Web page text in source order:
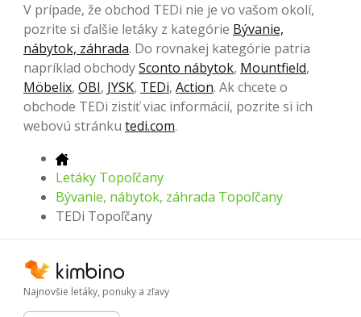
V prípade, že obchod TEDi nie je vo vašom okolí,
pozrite si ďalšie letáky z kategórie Bývanie,
nábytok, záhrada. Do rovnakej kategórie patria
napríklad obchodySconto nábytok, Mountfield,
Möbelix, OBI, JYSK, TEDi, Action. Ak chcete o
obchode TEDi zistiť viac informácií, pozrite si ich
webovú stránku tedi.com.
Letáky Topoľčany
Bývanie, nábytok, záhrada Topoľčany
TEDi Topoľčany
Najnovšie letáky, ponuky a zľavy